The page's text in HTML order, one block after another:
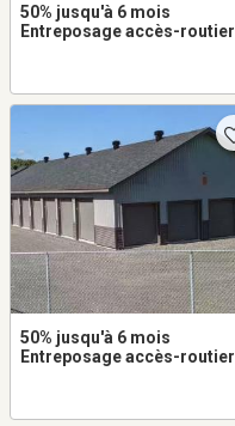
50% jusqu'à 6 mois
Entreposage accès-routier
50% jusqu'à 6 mois
Entreposage accès-routier